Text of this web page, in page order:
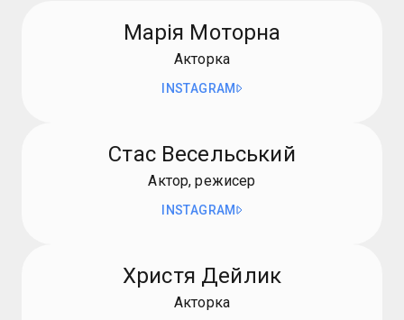
Марія Моторна
Акторка
INSTAGRAM
Стас Весельський
Актор, режисер
INSTAGRAM
Христя Дейлик
Акторка